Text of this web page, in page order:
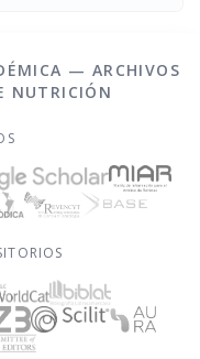
— ARCHIVOS
NUTRICIÓN